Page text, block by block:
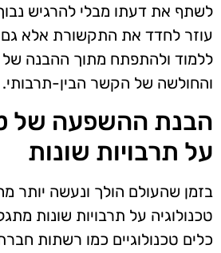
לשתף את דעתו מבלי להרגיש
עוזר לחדד את התקשורת אלא
ללמוד ולהתפתח מתוך ההבנה של
והחולשה של הקשר הבין-תרבותי.
הבנת ההשפעה של
על תרבויות שונות
בזמן שהעולם הולך ונעשה יותר
טכנולוגיה על תרבויות שונות
כלים טכנולוגיים כמו רשתות